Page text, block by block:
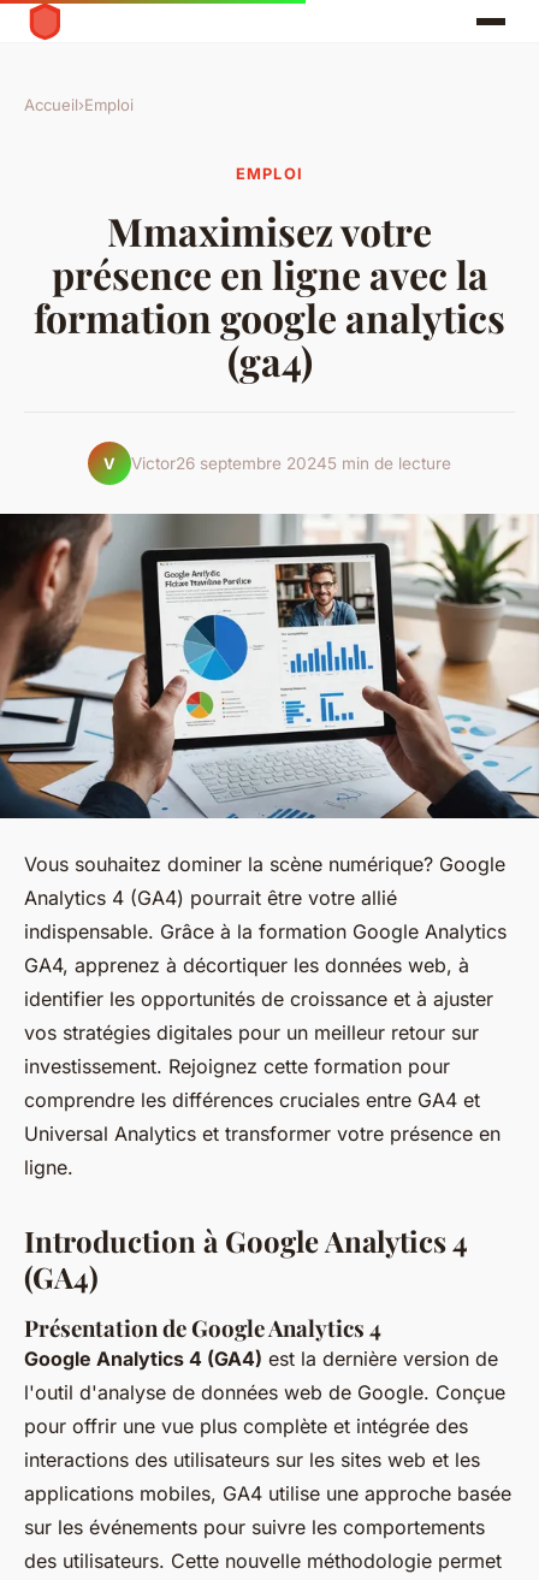
Accueil›Emploi
EMPLOI
Mmaximisez votre
présence en ligne avec la
formation google analytics
(ga4)
V Victor26 septembre 20245 min de lecture
Vous souhaitez dominer la scène numérique? Google
Analytics 4 (GA4) pourrait être votre allié
indispensable. Grâce à la formation Google Analytics
GA4, apprenez à décortiquer les données web, à
identifier les opportunités de croissance et à ajuster
vos stratégies digitales pour un meilleur retour sur
investissement. Rejoignez cette formation pour
comprendre les différences cruciales entre GA4 et
Universal Analytics et transformer votre présence en
ligne.
Introduction à Google Analytics 4
(GA4)
Présentation de Google Analytics 4
Google Analytics 4 (GA4) est la dernière version de
l'outil d'analyse de données web de Google. Conçue
pour offrir une vue plus complète et intégrée des
interactions des utilisateurs sur les sites web et les
applications mobiles, GA4 utilise une approche basée
sur les événements pour suivre les comportements
des utilisateurs. Cette nouvelle méthodologie permet